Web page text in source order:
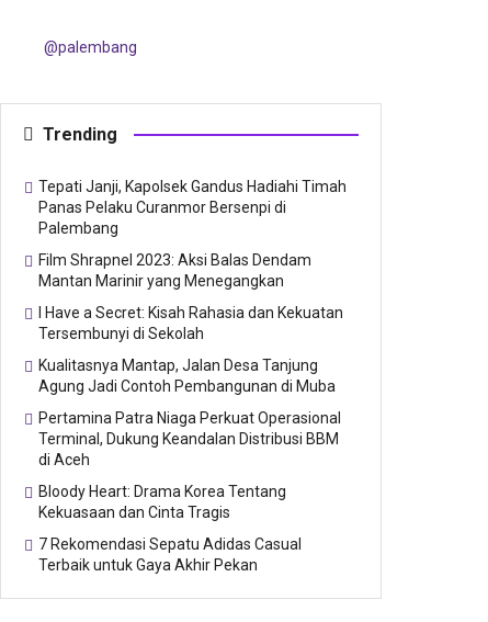
@palembang
Trending
Tepati Janji, Kapolsek Gandus Hadiahi Timah
Panas Pelaku Curanmor Bersenpi di
Palembang
Film Shrapnel 2023: Aksi Balas Dendam
Mantan Marinir yang Menegangkan
I Have a Secret: Kisah Rahasia dan Kekuatan
Tersembunyi di Sekolah
Kualitasnya Mantap, Jalan Desa Tanjung
Agung Jadi Contoh Pembangunan di Muba
Pertamina Patra Niaga Perkuat Operasional
Terminal, Dukung Keandalan Distribusi BBM
di Aceh
Bloody Heart: Drama Korea Tentang
Kekuasaan dan Cinta Tragis
7 Rekomendasi Sepatu Adidas Casual
Terbaik untuk Gaya Akhir Pekan